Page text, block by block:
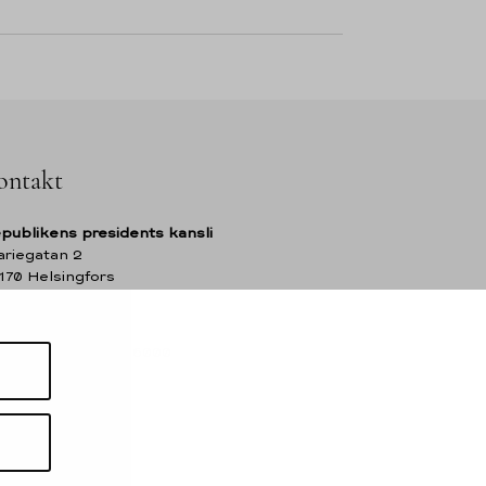
presidents kansli
2
Helsingfors